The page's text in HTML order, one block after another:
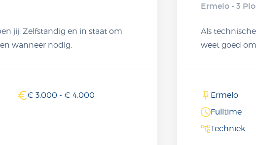
jij: Zelfstandig en in staat om
wanneer nodig.
waarbij geen dag
€ 3.000 - € 4.000
Ermelo - 3
Als
weet goed
groot
Ermelo
Fulltime
Techniek